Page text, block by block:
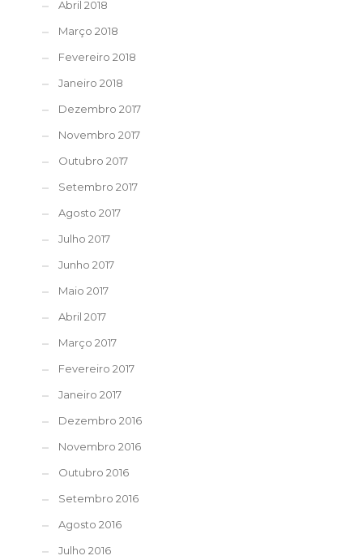
Abril 2018
Março 2018
Fevereiro 2018
Janeiro 2018
Dezembro 2017
Novembro 2017
Outubro 2017
Setembro 2017
Agosto 2017
Julho 2017
Junho 2017
Maio 2017
Abril 2017
Março 2017
Fevereiro 2017
Janeiro 2017
Dezembro 2016
Novembro 2016
Outubro 2016
Setembro 2016
Agosto 2016
Julho 2016